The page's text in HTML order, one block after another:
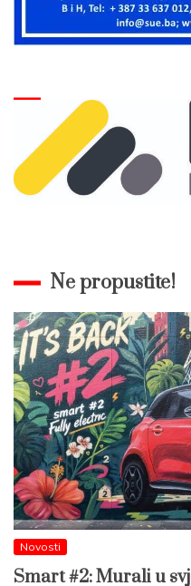
Ne propustite!
Novosti
Smart #2: Murali u